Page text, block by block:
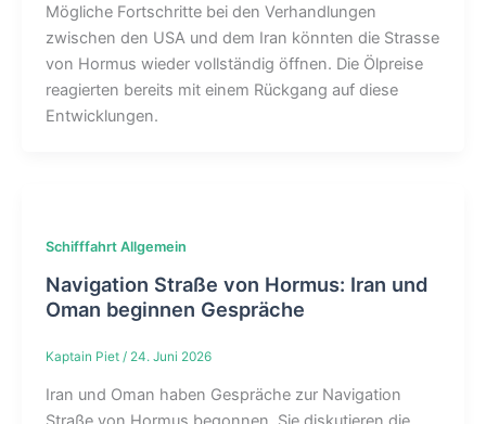
Mögliche Fortschritte bei den Verhandlungen
zwischen den USA und dem Iran könnten die Strasse
von Hormus wieder vollständig öffnen. Die Ölpreise
reagierten bereits mit einem Rückgang auf diese
Entwicklungen.
Schifffahrt Allgemein
Navigation Straße von Hormus: Iran und
Oman beginnen Gespräche
Kaptain Piet / 24. Juni 2026
Iran und Oman haben Gespräche zur Navigation